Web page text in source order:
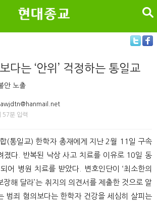
검색
다는 ‘안위’ 걱정하는 통일교
안 노출
57분 입력
(통일교) 한학자 총재에게 지난 2월 11일 구속
졌다. 반복된 낙상 사고 치료를 이유로 10일 동
어 병원 치료를 받았다. 변호인단이 ‘최소한의
장해 달라’는 취지의 의견서를 제출한 것으로 알
범죄 혐의보다는 한학자 건강을 세심히 살피는